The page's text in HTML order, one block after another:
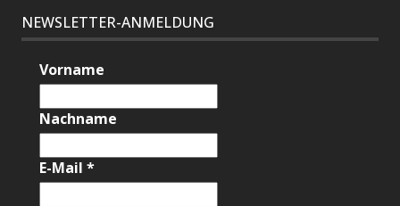
NEWSLETTER-ANMELDUNG
Vorname
Nachname
E-Mail*